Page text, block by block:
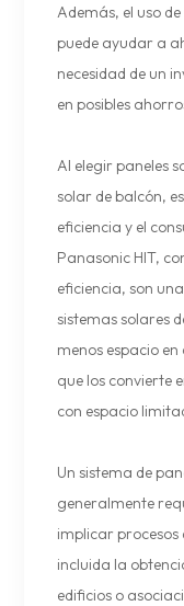
Además, el uso
puede ayudar a
necesidad de un
en posibles
Al elegir paneles
solar de balcón,
eficiencia y el
Panasonic HIT,
eficiencia, son
sistemas solares
menos espacio
que los convierte
con espacio
Un sistema de
generalmente
implicar procesos
incluida la
edificios o